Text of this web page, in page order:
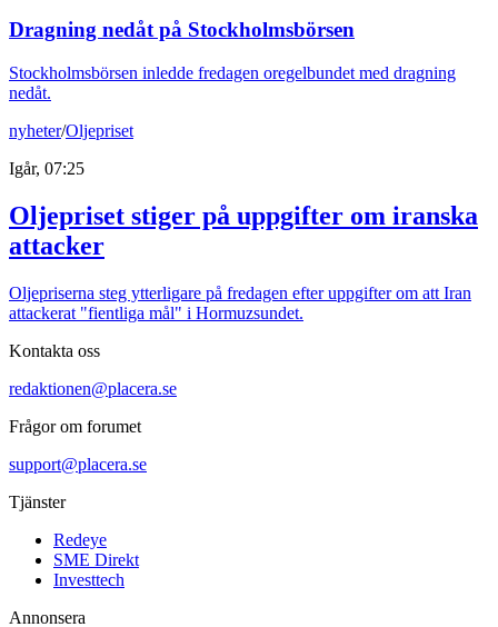
Dragning nedåt på Stockholmsbörsen
Stockholmsbörsen inledde fredagen oregelbundet med dragning
nedåt.
nyheter/Oljepriset
Igår, 07:25
Oljepriset stiger på uppgifter om iranska
attacker
Oljepriserna steg ytterligare på fredagen efter uppgifter om att Iran
attackerat "fientliga mål" i Hormuzsundet.
Kontakta oss
redaktionen@placera.se
Frågor om forumet
support@placera.se
Tjänster
Redeye
SME Direkt
Investtech
Annonsera